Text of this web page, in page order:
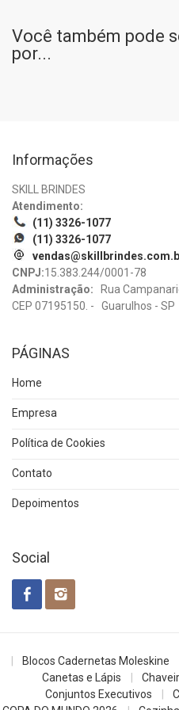
Você também pode
por...
Informações
SKILL BRINDES
Atendimento:
(11) 3326-1077
(11) 3326-1077
CNPJ:15.383.244/0001-78
Administração: Rua
CEP 07195150. - Guarulhos - SP
PÁGINAS
Home
Empresa
Política de Cookies
Contato
Depoimentos
Social
Blocos Cadernetas Moleskine
Canetas e Lápis
Conjuntos Executivos